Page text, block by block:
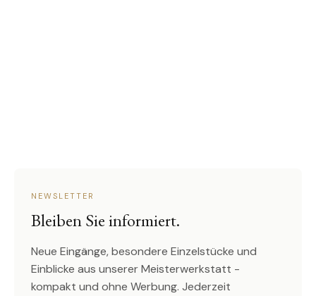
NEWSLETTER
Bleiben Sie informiert.
Neue Eingänge, besondere Einzelstücke und
Einblicke aus unserer Meisterwerkstatt -
kompakt und ohne Werbung. Jederzeit